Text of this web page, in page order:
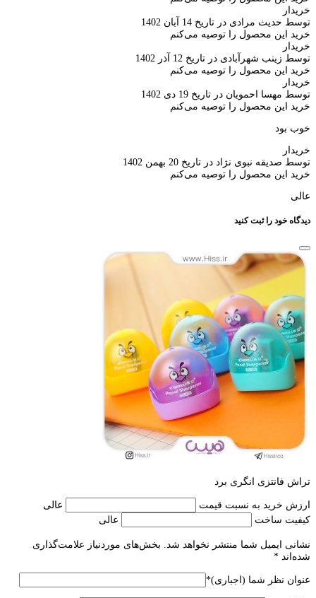
خریدار
توسط حدیث مرادی در تاریخ 14 آبان 1402
خرید این محصول را توصیه می‌کنم
خریدار
توسط زینب شهرآبادی در تاریخ 12 آذر 1402
خرید این محصول را توصیه می‌کنم
خریدار
توسط مهسا احمویان در تاریخ 19 دی 1402
خرید این محصول را توصیه می‌کنم
خوب بود
خریدار
توسط صدیقه نبوی نژاد در تاریخ 20 بهمن 1402
خرید این محصول را توصیه می‌کنم
عالی
دیدگاه خود را ثبت کنید
تراش فانتزی انگری برد
ارزش خرید به نسبت قیمت
عالی
کیفیت ساخت
عالی
نشانی ایمیل شما منتشر نخواهد شد. بخش‌های موردنیاز علامت‌گذاری
شده‌اند *
عنوان نظر شما (اجباری)*